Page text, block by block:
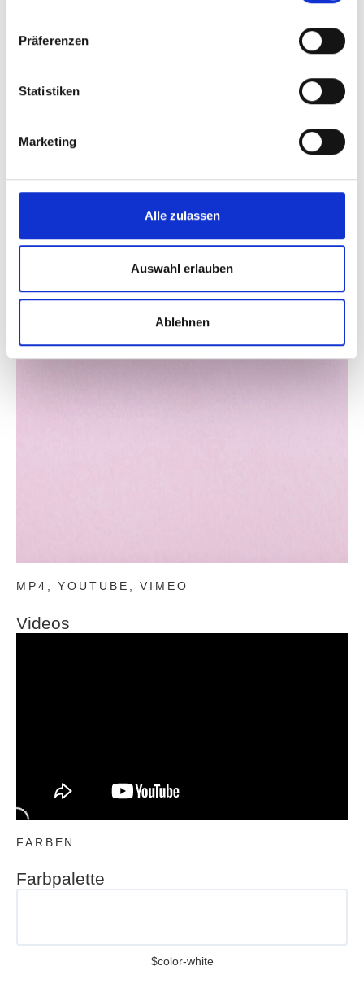
Präferenzen
Statistiken
Marketing
Alle zulassen
Auswahl erlauben
Ablehnen
MP4, YOUTUBE, VIMEO
Videos
FARBEN
Farbpalette
$color-white